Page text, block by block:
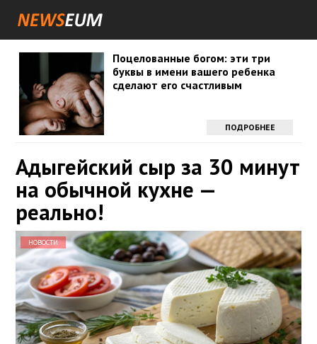
Поцелованные богом: эти три
буквы в имени вашего ребенка
сделают его счастливым
ПОДРОБНЕЕ
Адыгейский сыр за 30 минут
на обычной кухне —
реально!
НОВОСТИ